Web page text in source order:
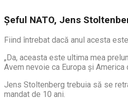
Șeful NATO, Jens
Fiind întrebat dacă anul acesta
„Da, aceasta este ultima mea
Avem nevoie ca Europa și
Jens Stoltenberg trebuia să se
mandat de 10 ani.